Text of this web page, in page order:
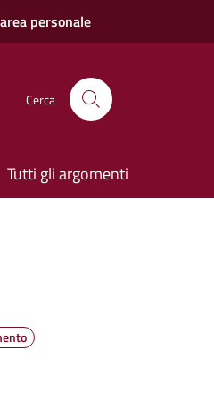
personale
Cerca
Tutti gli argomenti